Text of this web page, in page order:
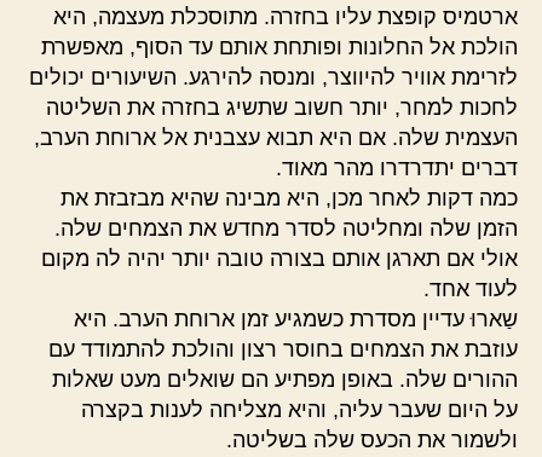
ארטמיס קופצת עליו בחזרה. מתוסכלת מעצמה, היא
הולכת אל החלונות ופותחת אותם עד הסוף, מאפשרת
לזרימת אוויר להיווצר, ומנסה להירגע. השיעורים יכולים
לחכות למחר, יותר חשוב שתשיג בחזרה את השליטה
העצמית שלה. אם היא תבוא עצבנית אל ארוחת הערב,
דברים יתדרדרו מהר מאוד.
כמה דקות לאחר מכן, היא מבינה שהיא מבזבזת את
הזמן שלה ומחליטה לסדר מחדש את הצמחים שלה.
אולי אם תארגן אותם בצורה טובה יותר יהיה לה מקום
לעוד אחד.
שַארוּ עדיין מסדרת כשמגיע זמן ארוחת הערב. היא
עוזבת את הצמחים בחוסר רצון והולכת להתמודד עם
ההורים שלה. באופן מפתיע הם שואלים מעט שאלות
על היום שעבר עליה, והיא מצליחה לענות בקצרה
ולשמור את הכעס שלה בשליטה.